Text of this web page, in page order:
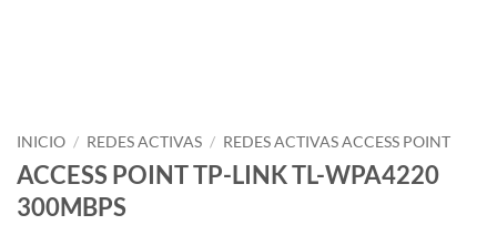
INICIO / REDES ACTIVAS / REDES ACTIVAS ACCESS POINT
ACCESS POINT TP-LINK TL-WPA4220
300MBPS